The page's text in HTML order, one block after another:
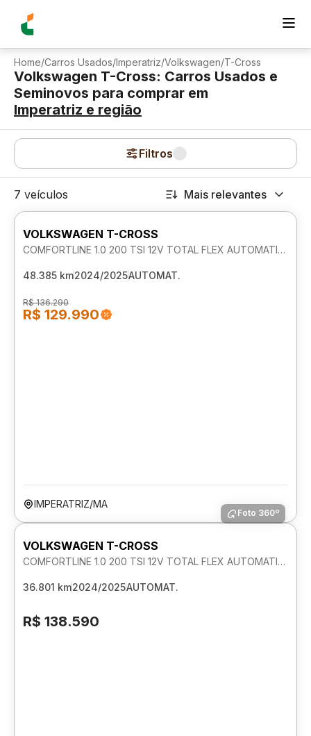
Home/Carros Usados/Imperatriz/Volkswagen/T-Cross
Volkswagen T-Cross: Carros Usados e
Seminovos para comprar em
Imperatriz e região
Filtros
7 veículos Mais relevantes
VOLKSWAGEN T-CROSS
COMFORTLINE 1.0 200 TSI 12V TOTAL FLEX AUTOMATICO
48.385 km2024/2025AUTOMAT.
R$ 136.290
R$ 129.990
IMPERATRIZ/MA
Foto 360º
VOLKSWAGEN T-CROSS
COMFORTLINE 1.0 200 TSI 12V TOTAL FLEX AUTOMATICO
36.801 km2024/2025AUTOMAT.
R$ 138.590